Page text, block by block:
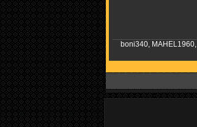
boni340, MAHEL1960,